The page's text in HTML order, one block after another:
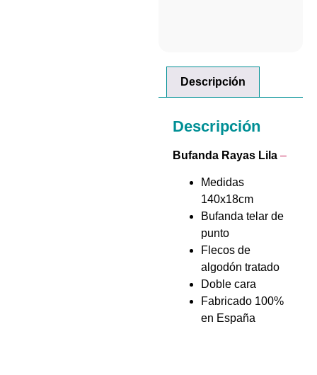
Descripción
Descripción
Bufanda Rayas Lila –
Medidas
140x18cm
Bufanda telar de
punto
Flecos de
algodón tratado
Doble cara
Fabricado 100%
en España